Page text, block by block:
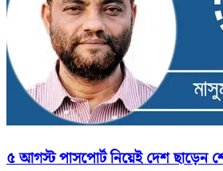
৫ আগস্ট পাসপোর্ট নিয়েই দেশ ছাড়েন